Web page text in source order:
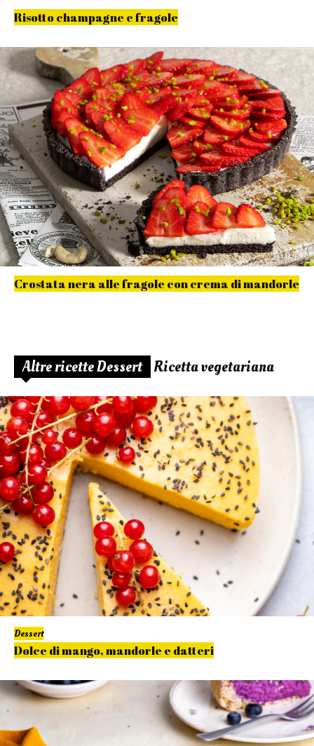
Risotto champagne e fragole
Crostata nera alle fragole con crema di mandorle
Altre ricette Dessert Ricetta vegetariana
Dessert
Dolce di mango, mandorle e datteri